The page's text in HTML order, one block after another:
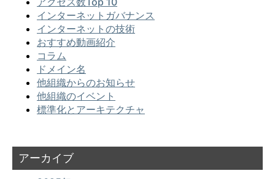
インターネットガバナンス
インターネットの技術
おすすめ動画紹介
コラム
ドメイン名
他組織からのお知らせ
他組織のイベント
標準化とアーキテクチャ
アーカイブ